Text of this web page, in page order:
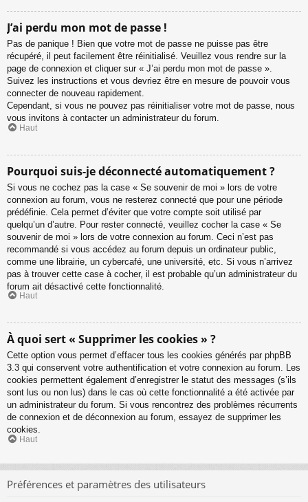
J’ai perdu mon mot de passe !
Pas de panique ! Bien que votre mot de passe ne puisse pas être
récupéré, il peut facilement être réinitialisé. Veuillez vous rendre sur la
page de connexion et cliquer sur « J’ai perdu mon mot de passe ».
Suivez les instructions et vous devriez être en mesure de pouvoir vous
connecter de nouveau rapidement.
Cependant, si vous ne pouvez pas réinitialiser votre mot de passe, nous
vous invitons à contacter un administrateur du forum.
Haut
Pourquoi suis-je déconnecté automatiquement ?
Si vous ne cochez pas la case « Se souvenir de moi » lors de votre
connexion au forum, vous ne resterez connecté que pour une période
prédéfinie. Cela permet d’éviter que votre compte soit utilisé par
quelqu’un d’autre. Pour rester connecté, veuillez cocher la case « Se
souvenir de moi » lors de votre connexion au forum. Ceci n’est pas
recommandé si vous accédez au forum depuis un ordinateur public,
comme une librairie, un cybercafé, une université, etc. Si vous n’arrivez
pas à trouver cette case à cocher, il est probable qu’un administrateur du
forum ait désactivé cette fonctionnalité.
Haut
À quoi sert « Supprimer les cookies » ?
Cette option vous permet d’effacer tous les cookies générés par phpBB
3.3 qui conservent votre authentification et votre connexion au forum. Les
cookies permettent également d’enregistrer le statut des messages (s’ils
sont lus ou non lus) dans le cas où cette fonctionnalité a été activée par
un administrateur du forum. Si vous rencontrez des problèmes récurrents
de connexion et de déconnexion au forum, essayez de supprimer les
cookies.
Haut
Préférences et paramètres des utilisateurs